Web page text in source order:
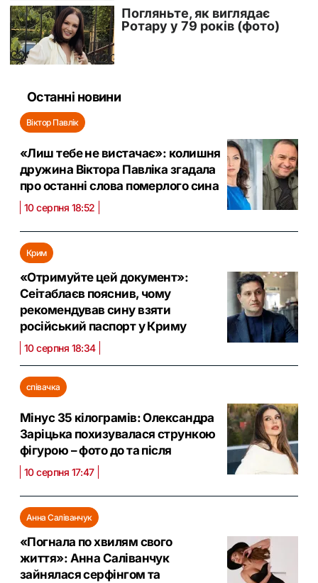
Останні новини
Віктор Павлік
«Лиш тебе не вистачає»: колишня
дружина Віктора Павліка згадала
про останні слова померлого сина
10 серпня 18:52
Крим
«Отримуйте цей документ»:
Сеітаблаєв пояснив, чому
рекомендував сину взяти
російський паспорт у Криму
10 серпня 18:34
співачка
Мінус 35 кілограмів: Олександра
Заріцька похизувалася стрункою
фігурою – фото до та після
10 серпня 17:47
Анна Саліванчук
«Погнала по хвилям свого
життя»: Анна Саліванчук
зайнялася серфінгом та